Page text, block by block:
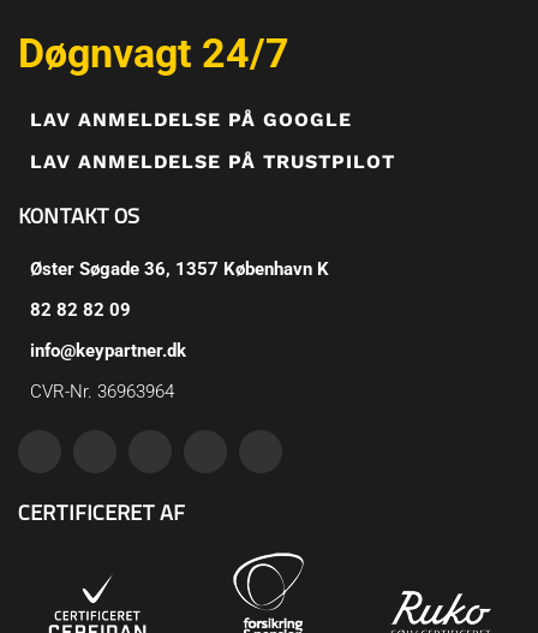
Døgnvagt 24/7
LAV ANMELDELSE PÅ GOOGLE
LAV ANMELDELSE PÅ TRUSTPILOT
KONTAKT OS
Øster Søgade 36, 1357 København K
82 82 82 09
info@keypartner.dk
CVR-Nr. 36963964
CERTIFICERET AF